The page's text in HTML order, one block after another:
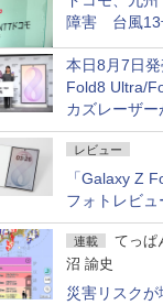
障害 台風13
本日8月7日
Fold8 Ultra/
カズレーザー
屋のメニュ
レビュー
「Galaxy Z
フォトレビュ
連載 てっぱ
沼 諭史
災害リスク